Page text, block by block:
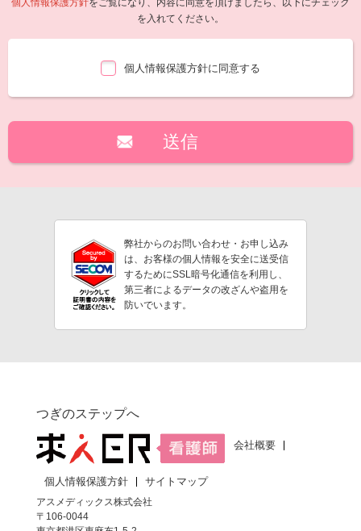
個人情報保護方針をご覧になり、内容に同意を頂けましたら、以下にチェック
を入れてください。
個人情報保護方針に同意する
弊社からのお問い合わせ・お申し込み
は、お客様の個人情報を安全に送受信
するためにSSL暗号化通信を利用し、
第三者によるデータの改ざんや盗用を
防いでいます。
つぎのステップへ
会社概要
個人情報保護方針
サイトマップ
アスメディックス株式会社
〒106-0044